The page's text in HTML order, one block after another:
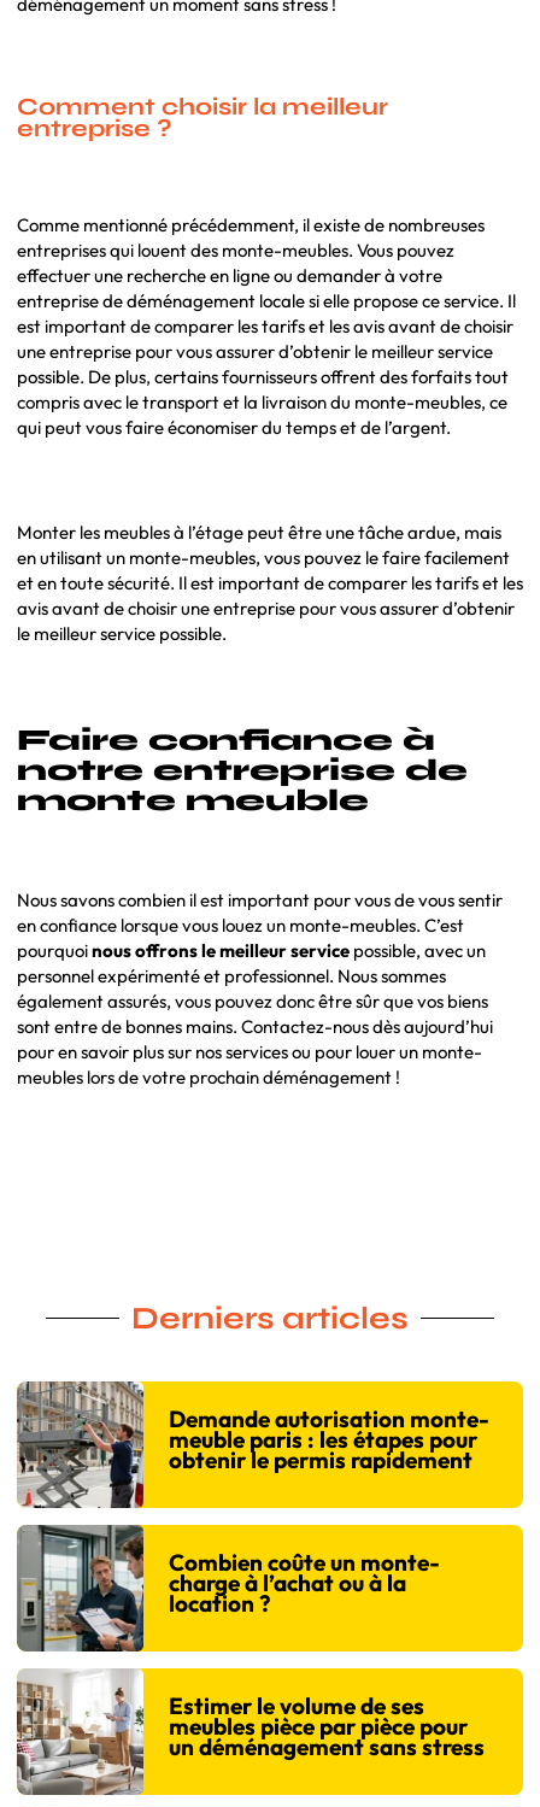
Comment choisir la meilleur
entreprise ?
Comme mentionné précédemment, il existe de nombreuses
entreprises qui louent des monte-meubles. Vous pouvez
effectuer une recherche en ligne ou demander à votre
entreprise de déménagement locale si elle propose ce service. Il
est important de comparer les tarifs et les avis avant de choisir
une entreprise pour vous assurer d’obtenir le meilleur service
possible. De plus, certains fournisseurs offrent des forfaits tout
compris avec le transport et la livraison du monte-meubles, ce
qui peut vous faire économiser du temps et de l’argent.
Monter les meubles à l’étage peut être une tâche ardue, mais
en utilisant un monte-meubles, vous pouvez le faire facilement
et en toute sécurité. Il est important de comparer les tarifs et les
avis avant de choisir une entreprise pour vous assurer d’obtenir
le meilleur service possible.
Faire confiance à
notre entreprise de
monte meuble
Nous savons combien il est important pour vous de vous sentir
en confiance lorsque vous louez un monte-meubles. C’est
pourquoinous offrons le meilleur service possible, avec un
personnel expérimenté et professionnel. Nous sommes
également assurés, vous pouvez donc être sûr que vos biens
sont entre de bonnes mains. Contactez-nous dès aujourd’hui
pour en savoir plus sur nos services ou pour louer un monte-
meubles lors de votre prochain déménagement !
Derniers articles
Demande autorisation monte-
meuble paris : les étapes pour
obtenir le permis rapidement
Combien coûte un monte-
charge à l’achat ou à la
location ?
Estimer le volume de ses
meubles pièce par pièce pour
un déménagement sans stress